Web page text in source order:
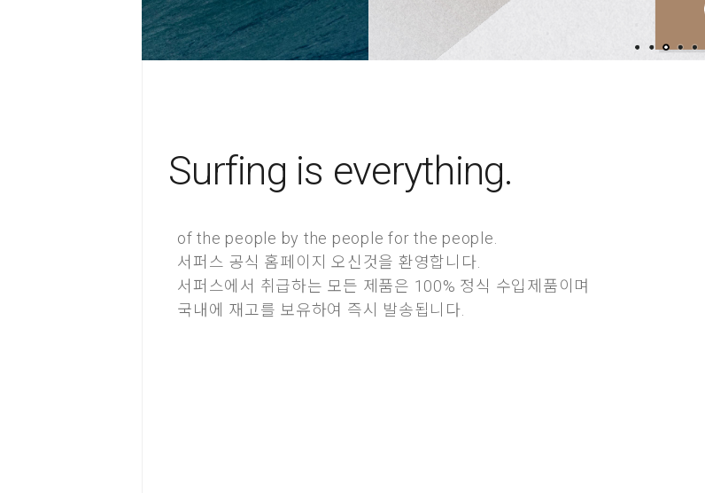
Surfing is everything.
of the people by the people for the people.
서퍼스 공식 홈페이지 오신것을 환영합니다.
서퍼스에서 취급하는 모든 제품은 100% 정식 수입제품이며
국내에 재고를 보유하여 즉시 발송됩니다.